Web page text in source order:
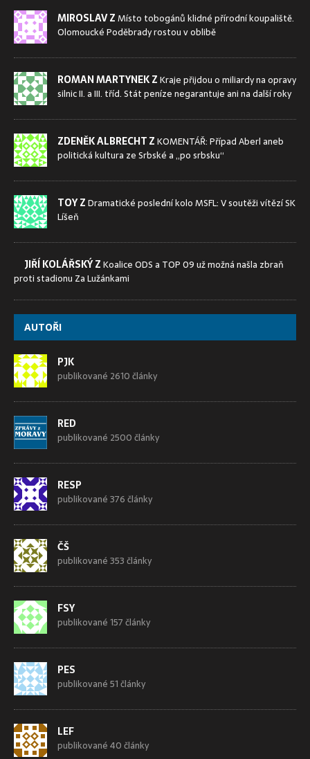
MIROSLAV ZMísto tobogánů klidné přírodní koupaliště.
Olomoucké Poděbrady rostou v oblibě
ROMAN MARTYNEK ZKraje přijdou o miliardy na opravy
silnic II. a III. tříd. Stát peníze negarantuje ani na další roky
ZDENĚK ALBRECHT ZKOMENTÁŘ: Případ Aberl aneb
politická kultura ze Srbské a „po srbsku“
TOY ZDramatické poslední kolo MSFL: V soutěži vítězí SK
Líšeň
JIŘÍ KOLÁŘSKÝ ZKoalice ODS a TOP 09 už možná našla zbraň
proti stadionu Za Lužánkami
AUTOŘI
PJK
publikované 2610 články
RED
publikované 2500 články
RESP
publikované 376 články
ČŠ
publikované 353 články
FSY
publikované 157 články
PES
publikované 51 články
LEF
publikované 40 články